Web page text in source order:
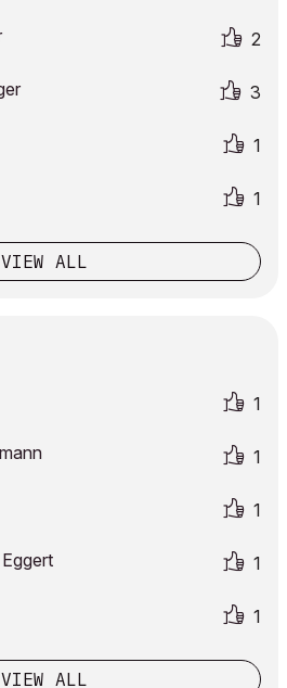
2
r 3
1
1
VIEW ALL
1
1
1
1
1
VIEW ALL